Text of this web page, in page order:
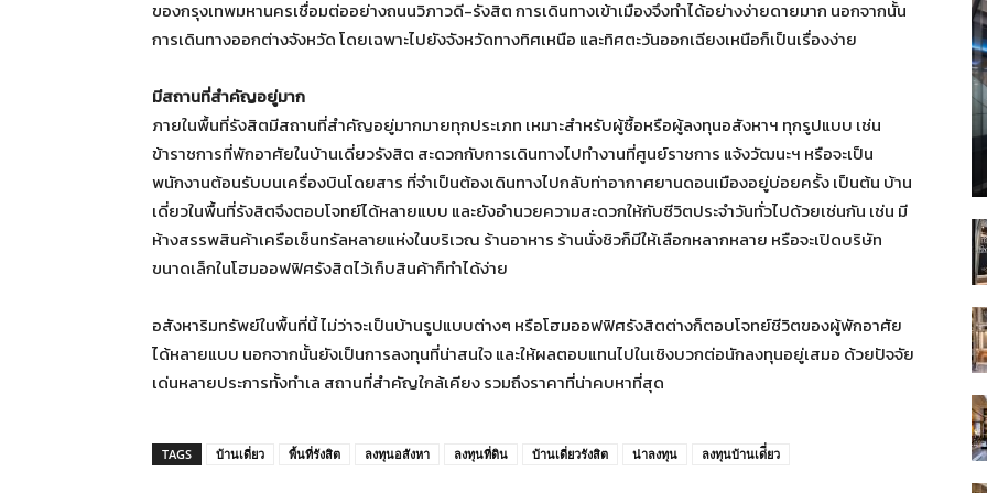
ของกรุงเทพมหานครเชื่อมต่ออย่างถนนวิภาวดี-รังสิต การเดินทางเข้าเมืองจึงทำได้อย่างง่ายดายมาก นอกจากนั้น
การเดินทางออกต่างจังหวัด โดยเฉพาะไปยังจังหวัดทางทิศเหนือ และทิศตะวันออกเฉียงเหนือก็เป็นเรื่องง่าย
มีสถานที่สำคัญอยู่มาก
ภายในพื้นที่รังสิตมีสถานที่สำคัญอยู่มากมายทุกประเภท เหมาะสำหรับผู้ซื้อหรือผู้ลงทุนอสังหาฯ ทุกรูปแบบ เช่น
ข้าราชการที่พักอาศัยในบ้านเดี่ยวรังสิต สะดวกกับการเดินทางไปทำงานที่ศูนย์ราชการ แจ้งวัฒนะฯ หรือจะเป็น
พนักงานต้อนรับบนเครื่องบินโดยสาร ที่จำเป็นต้องเดินทางไปกลับท่าอากาศยานดอนเมืองอยู่บ่อยครั้ง เป็นต้น บ้าน
เดี่ยวในพื้นที่รังสิตจึงตอบโจทย์ได้หลายแบบ และยังอำนวยความสะดวกให้กับชีวิตประจำวันทั่วไปด้วยเช่นกัน เช่น มี
ห้างสรรพสินค้าเครือเซ็นทรัลหลายแห่งในบริเวณ ร้านอาหาร ร้านนั่งชิวก็มีให้เลือกหลากหลาย หรือจะเปิดบริษัท
ขนาดเล็กในโฮมออฟฟิศรังสิตไว้เก็บสินค้าก็ทำได้ง่าย
อสังหาริมทรัพย์ในพื้นที่นี้ ไม่ว่าจะเป็นบ้านรูปแบบต่างๆ หรือโฮมออฟฟิศรังสิตต่างก็ตอบโจทย์ชีวิตของผู้พักอาศัย
ได้หลายแบบ นอกจากนั้นยังเป็นการลงทุนที่น่าสนใจ และให้ผลตอบแทนไปในเชิงบวกต่อนักลงทุนอยู่เสมอ ด้วยปัจจัย
เด่นหลายประการทั้งทำเล สถานที่สำคัญใกล้เคียง รวมถึงราคาที่น่าคบหาที่สุด
TAGS บ้านเดี่ยว พื้นที่รังสิต ลงทุนอสังหา ลงทุนที่ดิน บ้านเดี่ยวรังสิต น่าลงทุน ลงทุนบ้านเด่ี่ยว